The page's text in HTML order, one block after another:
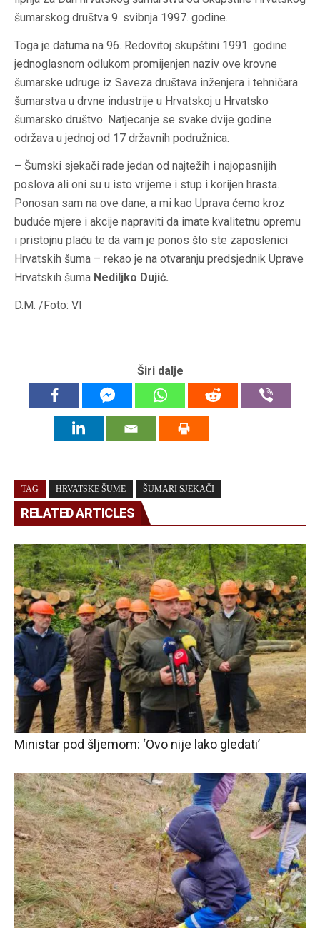
šumarskog društva 9. svibnja 1997. godine.
Toga je datuma na 96. Redovitoj skupštini 1991. godine
jednoglasnom odlukom promijenjen naziv ove krovne
šumarske udruge iz Saveza društava inženjera i tehničara
šumarstva u drvne industrije u Hrvatskoj u Hrvatsko
šumarsko društvo. Natjecanje se svake dvije godine
održava u jednoj od 17 državnih podružnica.
– Šumski sjekači rade jedan od najtežih i najopasnijih
poslova ali oni su u isto vrijeme i stup i korijen hrasta.
Ponosan sam na ove dane, a mi kao Uprava ćemo kroz
buduće mjere i akcije napraviti da imate kvalitetnu opremu
i pristojnu plaću te da vam je ponos što ste zaposlenici
Hrvatskih šuma – rekao je na otvaranju predsjednik Uprave
Hrvatskih šuma Nediljko Dujić.
D.M. /Foto: Vl
Širi dalje
TAG HRVATSKE ŠUME ŠUMARI SJEKAČI
RELATED ARTICLES
Ministar pod šljemom: ‘Ovo nije lako gledati’